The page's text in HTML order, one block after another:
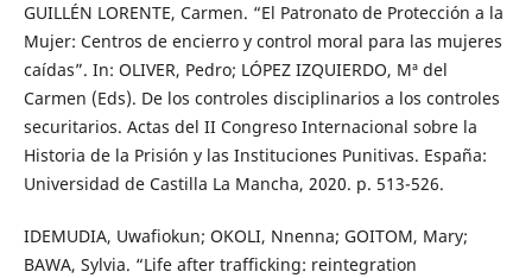
GUILLÉN LORENTE, Carmen. “El Patronato de Protección a la
Mujer: Centros de encierro y control moral para las mujeres
caídas”. In: OLIVER, Pedro; LÓPEZ IZQUIERDO, Mª del
Carmen (Eds). De los controles disciplinarios a los controles
securitarios. Actas del II Congreso Internacional sobre la
Historia de la Prisión y las Instituciones Punitivas. España:
Universidad de Castilla La Mancha, 2020. p. 513-526.
IDEMUDIA, Uwafiokun; OKOLI, Nnenna; GOITOM, Mary;
BAWA, Sylvia. “Life after trafficking: reintegration